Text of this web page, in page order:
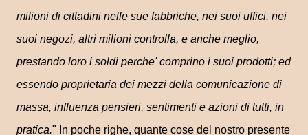
milioni di cittadini nelle sue fabbriche, nei suoi uffici, nei
suoi negozi, altri milioni controlla, e anche meglio,
prestando loro i soldi perche' comprino i suoi prodotti; ed
essendo proprietaria dei mezzi della comunicazione di
massa, influenza pensieri, sentimenti e azioni di tutti, in
pratica." In poche righe, quante cose del nostro presente